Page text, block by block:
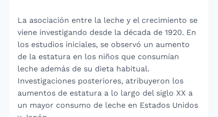
La asociación entre la leche y el crecimiento se
viene investigando desde la década de 1920. En
los estudios iniciales, se observó un aumento
de la estatura en los niños que consumían
leche además de su dieta habitual.
Investigaciones posteriores, atribuyeron los
aumentos de estatura a lo largo del siglo XX a
un mayor consumo de leche en Estados Unidos